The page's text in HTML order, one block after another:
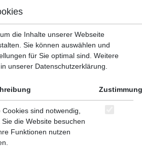
Remote und Hybrid
In den Warenkorb
Inhalt Veranstaltungsort
die Inhalte unserer Webseite
Sie können auswählen und
für Sie optimal sind. Weitere
unserer Datenschutzerklärung.
Zustimmung
Cookies sind notwendig,
Sie die Website besuchen
Funktionen nutzen